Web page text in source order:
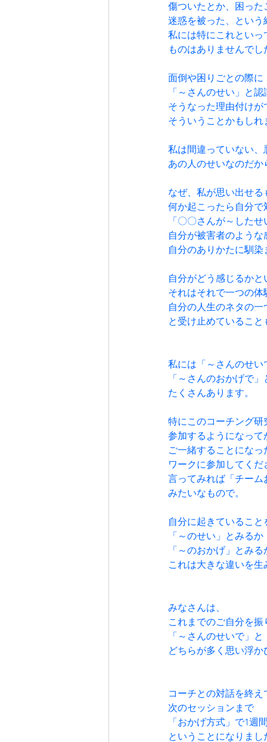
傷ついたとか、困った
迷惑を被った、という
私には特にこれとい
ものはありませんでし
面倒や困りごとの際に
「～さんのせい」と
そうなった理由付け
そういうことかもしれ
私は間違っていない、
あの人のせいなのだか
なぜ、私が思い出せ
何か起こったら自分で
「〇〇さんが～した
自分が被害者のよう
自分のありかたに馴
自分がどう感じるか
それはそれで一つの体
自分の人生のネタの一
と受け止めていること
私には「～さんのせい
「～さんのおかげで
たくさんあります。
特にこのコーチング研
参加するようになって
ご一緒することになっ
ワークに参加してく
言ってみれば「チーム
みたいなもので。
自分に起きていること
「～のせい」とみるか
「～のおかげ」とみる
これは大きな違いを生
みなさんは、
これまでのご自分を振
「～さんのせいで」
どちらが多く思い浮か
コーチとの対話を終え
次のセッションまで
「おかげ方式」で1週
ということになりまし